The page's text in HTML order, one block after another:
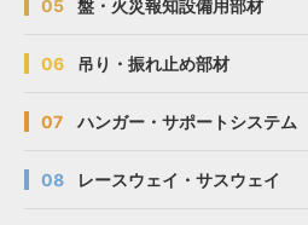
05 盤・火災報知設備用部材
06 吊り・振れ止め部材
07 ハンガー・サポートシステム
08 レースウェイ・サスウェイ